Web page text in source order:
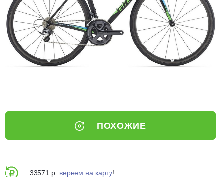
ПОХОЖИЕ
33571 р. вернем на карту!
Добавляйте товары
в корзину
Оплачивайте сегодня только
25% картой любого банка
выбранный способом
Оставшиеся75% будут